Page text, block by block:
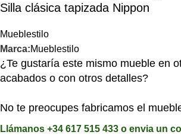
Silla clásica tapizada Nippon
Mueblestilo
Marca:Mueblestilo
¿Te gustaría este mismo mueble en
acabados o con otros detalles?
No te preocupes fabricamos el
Llámanos +34 617 515 433 o envia un